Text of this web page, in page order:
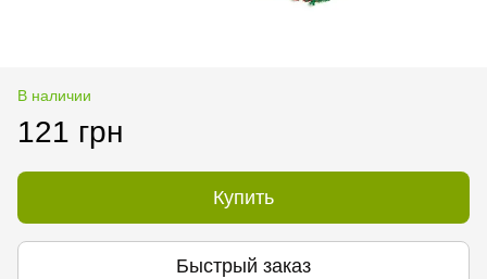
В наличии
121 грн
Купить
Быстрый заказ